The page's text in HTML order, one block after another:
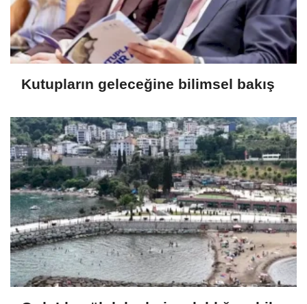
Kutupların geleceğine bilimsel bakış